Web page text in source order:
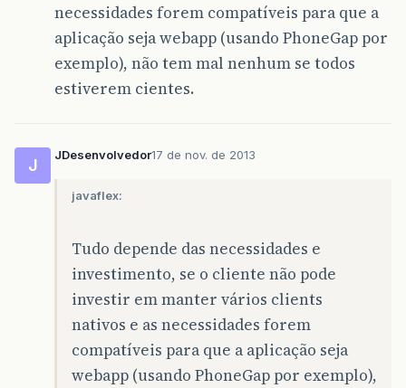
necessidades forem compatíveis para que a
aplicação seja webapp (usando PhoneGap por
exemplo), não tem mal nenhum se todos
estiverem cientes.
J
JDesenvolvedor17 de nov. de 2013
javaflex:
Tudo depende das necessidades e
investimento, se o cliente não pode
investir em manter vários clients
nativos e as necessidades forem
compatíveis para que a aplicação seja
webapp (usando PhoneGap por exemplo),